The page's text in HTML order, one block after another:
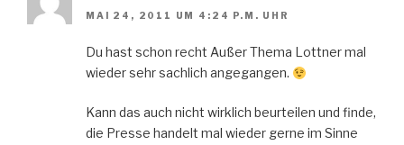
MAI 24, 2011 UM 4:24 P.M. UHR
Du hast schon recht Außer Thema Lottner mal
wieder sehr sachlich angegangen.
Kann das auch nicht wirklich beurteilen und finde,
die Presse handelt mal wieder gerne im Sinne